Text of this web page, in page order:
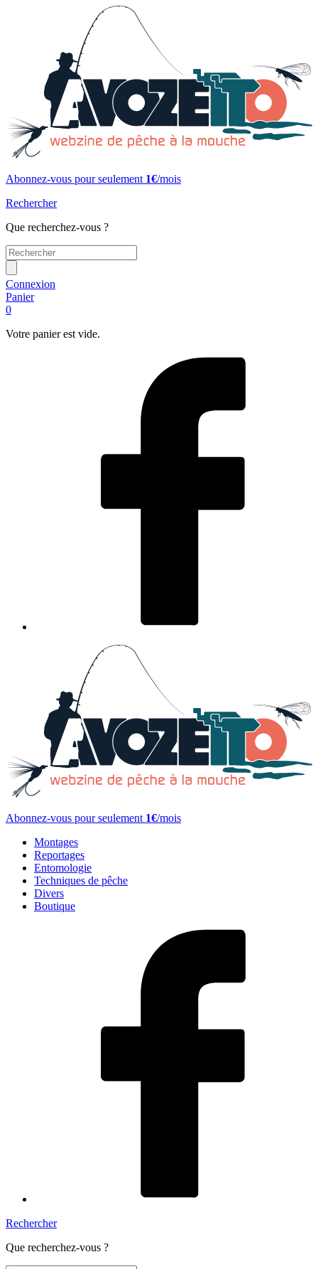
Abonnez-vous pour seulement 1€/mois
Rechercher
Que recherchez-vous ?
Connexion
Panier
0
Votre panier est vide.
Abonnez-vous pour seulement 1€/mois
Montages
Reportages
Entomologie
Techniques de pêche
Divers
Boutique
Rechercher
Que recherchez-vous ?